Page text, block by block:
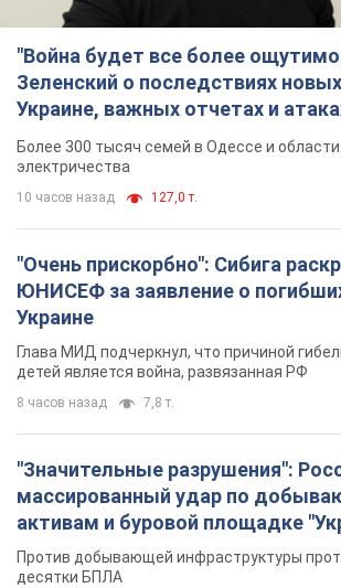
"Война будет все более
Зеленский о последствиях
Украине, важных отчетах и
противника. Видео
Более 300 тысяч семей в Одессе и
электричества
10 часов назад 127,0 т.
"Очень прискорбно": Сибига
ЮНИСЕФ за заявление о
Украине
Глава МИД подчеркнул, что причиной
детей является война, развязанная РФ
8 часов назад 7,8 т.
"Значительные разрушения":
массированный удар по
активам и буровой площадке
Против добывающей инфраструктуры
десятки БПЛА